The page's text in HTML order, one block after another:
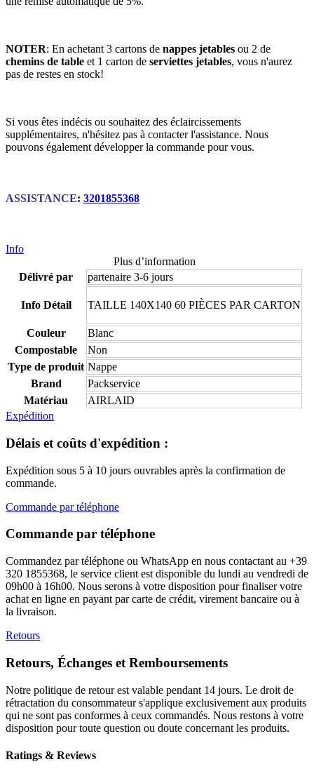
NOTER: En achetant 3 cartons de nappes jetables ou 2 de
chemins de table et 1 carton de serviettes jetables, vous n'aurez
pas de restes en stock!
Si vous êtes indécis ou souhaitez des éclaircissements
supplémentaires, n'hésitez pas à contacter l'assistance. Nous
pouvons également développer la commande pour vous.
ASSISTANCE: 3201855368
Info
Plus d’information
Délivré par
partenaire 3-6 jours
Info Détail TAILLE 140X140 60 PIÈCES PAR CARTON
Couleur
Blanc
Compostable
Non
Type de produit Nappe
Brand
Packservice
Matériau
AIRLAID
Expédition
Délais et coûts d'expédition :
Expédition sous 5 à 10 jours ouvrables après la confirmation de
commande.
Commande par téléphone
Commande par téléphone
Commandez par téléphone ou WhatsApp en nous contactant au +39
320 1855368, le service client est disponible du lundi au vendredi de
09h00 à 16h00. Nous serons à votre disposition pour finaliser votre
achat en ligne en payant par carte de crédit, virement bancaire ou à
la livraison.
Retours
Retours, Échanges et Remboursements
Notre politique de retour est valable pendant 14 jours. Le droit de
rétractation du consommateur s'applique exclusivement aux produits
qui ne sont pas conformes à ceux commandés. Nous restons à votre
disposition pour toute question ou doute concernant les produits.
Ratings & Reviews